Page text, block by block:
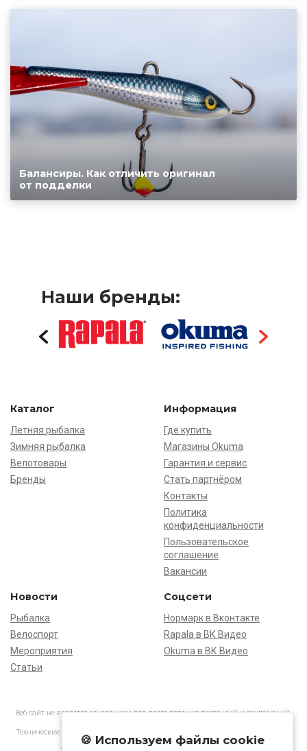
Балансиры. Как отличить оригинал
от подделки
Наши бренды:
Каталог
Летняя рыбалка
Зимняя рыбалка
Велотовары
Бренды
Информация
Где купить
Магазины Okuma
Гарантия и сервис
Стать партнёром
Контакты
Политика
конфиденциальности
Пользовательское
соглашение
Вакансии
Новости
Рыбалка
Велоспорт
Мероприятия
Статьи
Соцсети
Нормарк в Вконтакте
Rapala в ВК Видео
Okuma в ВК Видео
Веб-сайт не является основанием для предъявления претензий и рекламаций,
Технические характеристики товаров могут отличаться от указанных на сайте.
АО «Нормарк» ИНН 7728172512 ОГРН 1037739603505
🍪 Используем файлы cookie